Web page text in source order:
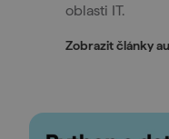
oblasti IT.
Zobrazit články